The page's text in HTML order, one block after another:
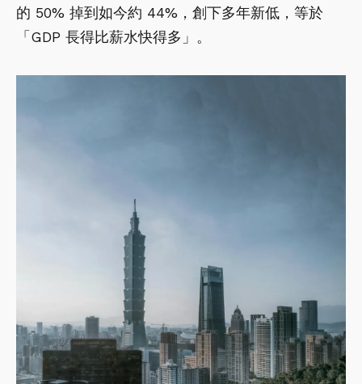
的 50% 掉到如今約 44%，創下多年新低，等於
「GDP 長得比薪水快得多」。